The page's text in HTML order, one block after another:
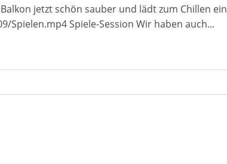
jetzt schön sauber und lädt zum Chillen ein
Spiele-Session Wir haben auch...